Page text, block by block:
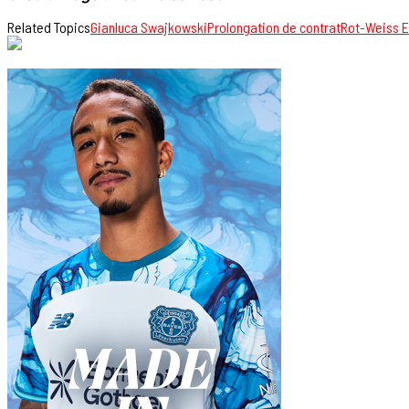
Related TopicsGianluca SwajkowskiProlongation de contratRot-Weiss